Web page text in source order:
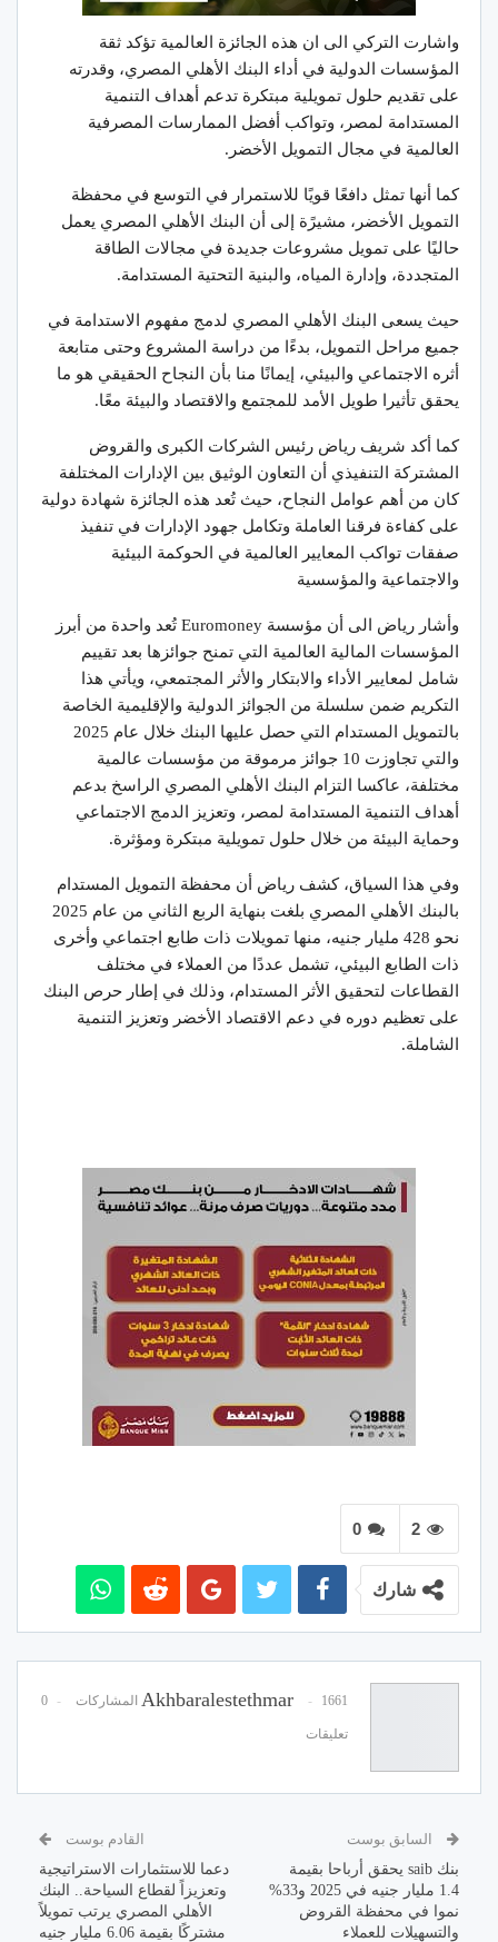
واشارت التركي الى ان هذه الجائزة العالمية تؤكد ثقة
المؤسسات الدولية في أداء البنك الأهلي المصري، وقدرته
على تقديم حلول تمويلية مبتكرة تدعم أهداف التنمية
المستدامة لمصر، وتواكب أفضل الممارسات المصرفية
العالمية في مجال التمويل الأخضر.
كما أنها تمثل دافعًا قويًا للاستمرار في التوسع في محفظة
التمويل الأخضر، مشيرًة إلى أن البنك الأهلي المصري يعمل
حاليًا على تمويل مشروعات جديدة في مجالات الطاقة
المتجددة، وإدارة المياه، والبنية التحتية المستدامة.
حيث يسعى البنك الأهلي المصري لدمج مفهوم الاستدامة في
جميع مراحل التمويل، بدءًا من دراسة المشروع وحتى متابعة
أثره الاجتماعي والبيئي، إيمانًا منا بأن النجاح الحقيقي هو ما
يحقق تأثيرا طويل الأمد للمجتمع والاقتصاد والبيئة معًا.
كما أكد شريف رياض رئيس الشركات الكبرى والقروض
المشتركة التنفيذي أن التعاون الوثيق بين الإدارات المختلفة
كان من أهم عوامل النجاح، حيث تُعد هذه الجائزة شهادة دولية
على كفاءة فرقنا العاملة وتكامل جهود الإدارات في تنفيذ
صفقات تواكب المعايير العالمية في الحوكمة البيئية
والاجتماعية والمؤسسية
وأشار رياض الى أن مؤسسة Euromoney تُعد واحدة من أبرز
المؤسسات المالية العالمية التي تمنح جوائزها بعد تقييم
شامل لمعايير الأداء والابتكار والأثر المجتمعي، ويأتي هذا
التكريم ضمن سلسلة من الجوائز الدولية والإقليمية الخاصة
بالتمويل المستدام التي حصل عليها البنك خلال عام 2025
والتي تجاوزت 10 جوائز مرموقة من مؤسسات عالمية
مختلفة، عاكسا التزام البنك الأهلي المصري الراسخ بدعم
أهداف التنمية المستدامة لمصر، وتعزيز الدمج الاجتماعي
وحماية البيئة من خلال حلول تمويلية مبتكرة ومؤثرة.
وفي هذا السياق، كشف رياض أن محفظة التمويل المستدام
بالبنك الأهلي المصري بلغت بنهاية الربع الثاني من عام 2025
نحو 428 مليار جنيه، منها تمويلات ذات طابع اجتماعي وأخرى
ذات الطابع البيئي، تشمل عددًا من العملاء في مختلف
القطاعات لتحقيق الأثر المستدام، وذلك في إطار حرص البنك
على تعظيم دوره في دعم الاقتصاد الأخضر وتعزيز التنمية
الشاملة.
0 2
شارك
Akhbaralestethmar 1661 المشاركات 0
تعليقات
السابق بوست
بنك saib يحقق أرباحا بقيمة
1.4 مليار جنيه في 2025 و33%
نموا في محفظة القروض
والتسهيلات للعملاء
القادم بوست
دعما للاستثمارات الاستراتيجية
وتعزيزاً لقطاع السياحة.. البنك
الأهلي المصري يرتب تمويلاً
مشتركًا بقيمة 6.06 مليار جنيه